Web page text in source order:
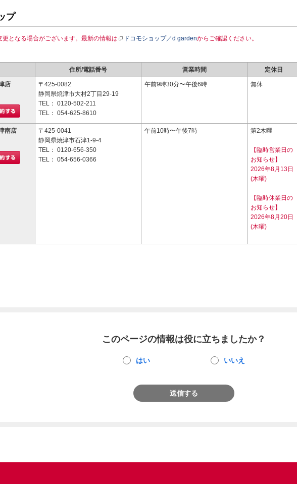
プ
更となる場合がございます。最新の情報は ドコモショップ／d gardenからご確認ください。
住所/電話番号 営業時間 定休日
店
〒425-0082
静岡県焼津市大村2丁目29-19
TEL： 0120-502-211
TEL： 054-625-8610
午前9時30分〜午後6時 無休
南店
〒425-0041
静岡県焼津市石津1-9-4
TEL： 0120-656-350
TEL： 054-656-0366
午前10時〜午後7時 第2木曜
【臨時営業日の
お知らせ】
2026年8月13日
(木曜)
【臨時休業日の
お知らせ】
2026年8月20日
(木曜)
このページの情報は役に立ちましたか？
はい いいえ
送信する